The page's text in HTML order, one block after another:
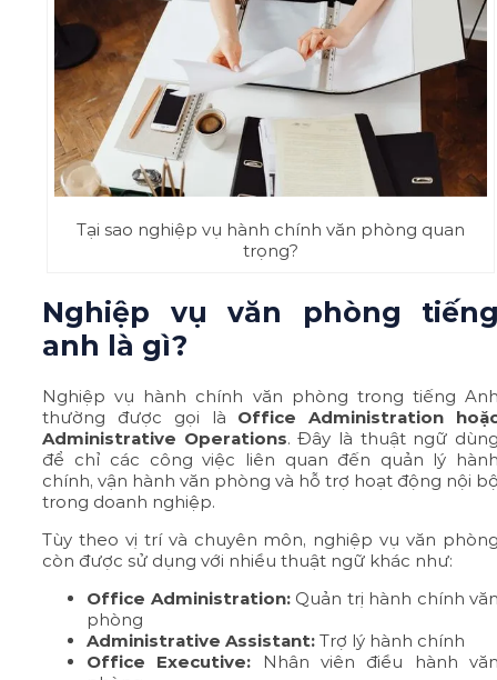
Tại sao nghiệp vụ hành chính văn phòng quan
trọng?
Nghiệp vụ văn phòng
anh là gì?
Nghiệp vụ hành chính văn phòng trong tiếng
thường được gọi là Office Administration
Administrative Operations. Đây là thuật ngữ
để chỉ các công việc liên quan đến quản lý
chính, vận hành văn phòng và hỗ trợ hoạt động nội
trong doanh nghiệp.
Tùy theo vị trí và chuyên môn, nghiệp vụ văn
còn được sử dụng với nhiều thuật ngữ khác như:
Office Administration:Quản trị hành chính
phòng
Administrative Assistant: Trợ lý hành chính
Office Executive: Nhân viên điều hành